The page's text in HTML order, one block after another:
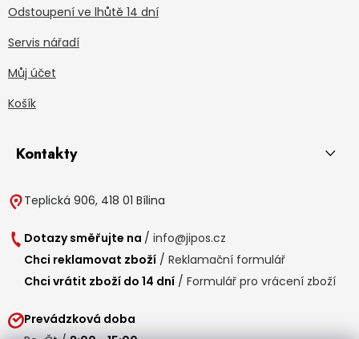
Odstoupení ve lhůtě 14 dní
Servis nářadí
Můj účet
Košík
Kontakty
Teplická 906, 418 01 Bílina
Dotazy směřujte na / info@jipos.cz
Chci reklamovat zboží / Reklamační formulář
Chci vrátit zboží do 14 dní / Formulář pro vrácení zboží
Prevádzková doba